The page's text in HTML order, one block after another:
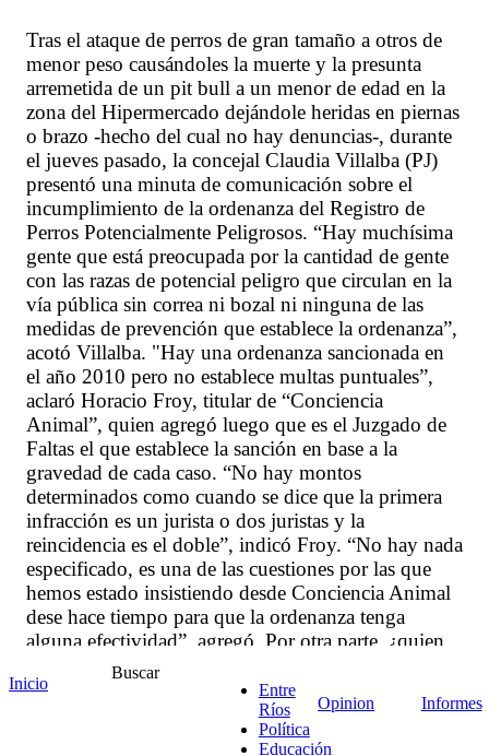
Tras el ataque de perros de gran tamaño a otros de
menor peso causándoles la muerte y la presunta
arremetida de un pit bull a un menor de edad en la
zona del Hipermercado dejándole heridas en piernas
o brazo -hecho del cual no hay denuncias-, durante
el jueves pasado, la concejal Claudia Villalba (PJ)
presentó una minuta de comunicación sobre el
incumplimiento de la ordenanza del Registro de
Perros Potencialmente Peligrosos. “Hay muchísima
gente que está preocupada por la cantidad de gente
con las razas de potencial peligro que circulan en la
vía pública sin correa ni bozal ni ninguna de las
medidas de prevención que establece la ordenanza”,
acotó Villalba. "Hay una ordenanza sancionada en
el año 2010 pero no establece multas puntuales”,
aclaró Horacio Froy, titular de “Conciencia
Animal”, quien agregó luego que es el Juzgado de
Faltas el que establece la sanción en base a la
gravedad de cada caso. “No hay montos
determinados como cuando se dice que la primera
infracción es un jurista o dos juristas y la
reincidencia es el doble”, indicó Froy. “No hay nada
especificado, es una de las cuestiones por las que
hemos estado insistiendo desde Conciencia Animal
dese hace tiempo para que la ordenanza tenga
alguna efectividad”, agregó. Por otra parte, ¿quien
se encarga de controlar que los perros salgan con
correa y bozal?. Durante el debate, el concejal Felipe
Sastre (JxC) tuvo duros términos hacia las personas
que representan a las instituciones intermedias que
Inicio
Buscar
Entre
Ríos
Política
Educación
Opinion Informes